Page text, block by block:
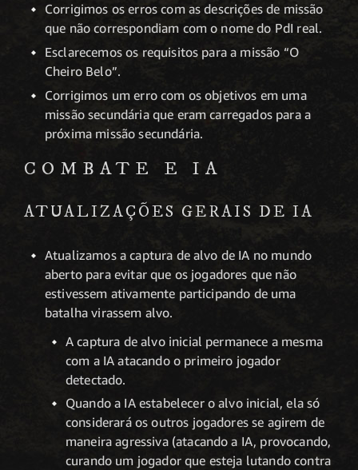
Corrigimos os erros com as descrições de missão
que não correspondiam com o nome do PdI real.
Esclarecemos os requisitos para a missão “O
Cheiro Belo”.
Corrigimos um erro com os objetivos em uma
missão secundária que eram carregados para a
próxima missão secundária.
COMBATE E IA
ATUALIZAÇÕES GERAIS DE IA
Atualizamos a captura de alvo de IA no mundo
aberto para evitar que os jogadores que não
estivessem ativamente participando de uma
batalha virassem alvo.
A captura de alvo inicial permanece a mesma
com a IA atacando o primeiro jogador
detectado.
Quando a IA estabelecer o alvo inicial, ela só
considerará os outros jogadores se agirem de
maneira agressiva (atacando a IA, provocando,
curando um jogador que esteja lutando contra